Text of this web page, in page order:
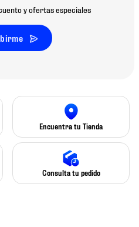
y ofertas especiales
Encuentra tu Tienda
Consulta tu pedido